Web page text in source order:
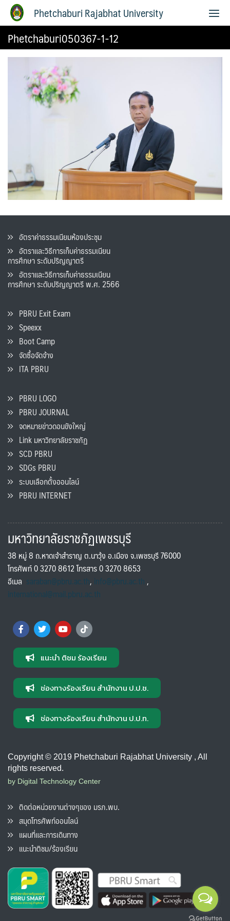
Phetchaburi Rajabhat University
Phetchaburi050367-1-12
อัตราค่าธรรมเนียมห้องประชุม
อัตราและวิธีการเก็บค่าธรรมเนียน
การศึกษา ระดับปริญญาตรี
อัตราและวิธีการเก็บค่าธรรมเนียน
การศึกษา ระดับปริญญาตรี พ.ศ. 2566
PBRU Exit Exam
Speexx
Boot Camp
จัดซื้อจัดจ้าง
ITA PBRU
PBRU LOGO
PBRU JOURNAL
จดหมายข่าวดอนขังใหญ่
Link มหาวิทยาลัยราชภัฏ
SCD PBRU
SDGs PBRU
ระบบเลือกตั้งออนไลน์
PBRU INTERNET
มหาวิทยาลัยราชภัฏเพชรบุรี
38 หมู่ 8 ถ.หาดเจ้าสำราญ ต.นาวุ้ง อ.เมือง จ.เพชรบุรี 76000
โทรศัพท์ 0 3270 8612 โทรสาร 0 3270 8653
อีเมล saraban@pbru.ac.th, info@pbru.ac.th,
international@mail.pbru.ac.th
แนะนำ ติชม ร้องเรียน
ช่องทางร้องเรียน สำนักงาน ป.ป.ช.
ช่องทางร้องเรียน สำนักงาน ป.ป.ท.
Copyright © 2019 Phetchaburi Rajabhat University , All
rights reserved.
by Digital Technology Center
ติดต่อหน่วยงานต่างๆของ มรภ.พบ.
สมุดโทรศัพท์ออนไลน์
แผนที่และการเดินทาง
แนะนำติชม/ร้องเรียน